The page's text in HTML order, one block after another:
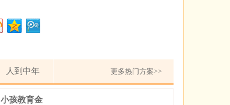
人到中年 更多热门方案>>
小孩教育金